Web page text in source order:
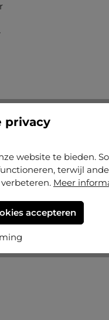
privacy
website te bieden.
terwijl
Meer
accepteren